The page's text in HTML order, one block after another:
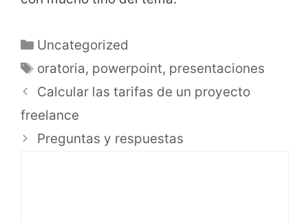
Uncategorized
oratoria, powerpoint, presentaciones
Calcular las tarifas de un proyecto
freelance
Preguntas y respuestas